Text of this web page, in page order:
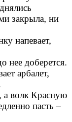
закрыла, ни
напевает,
нее доберется.
арбалет,
а волк Красную
пасть –